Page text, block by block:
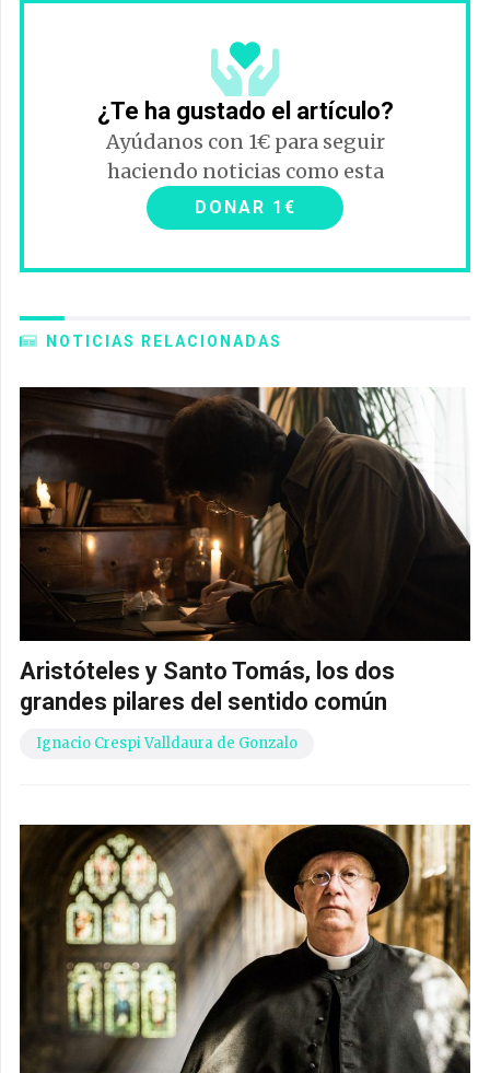
¿Te ha gustado el artículo?
Ayúdanos con 1€ para seguir
haciendo noticias como esta
DONAR 1€
NOTICIAS RELACIONADAS
Aristóteles y Santo Tomás, los dos
grandes pilares del sentido común
Ignacio Crespi Valldaura de Gonzalo